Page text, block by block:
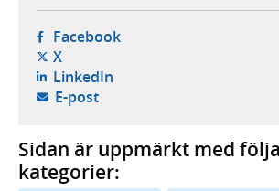
Facebook- öppnas i ny flik,
X- öppnas i ny flik, extern
LinkedIn- öppnas i ny flik,
E-post- öppnar din e-postklient,
Sidan är uppmärkt med
kategorier: